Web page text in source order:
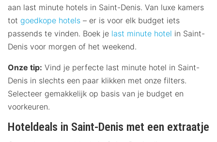
aan last minute hotels in Saint-Denis. Van luxe kamers
tot goedkope hotels – er is voor elk budget iets
passends te vinden. Boek je last minute hotel in Saint-
Denis voor morgen of het weekend.
Onze tip: Vind je perfecte last minute hotel in Saint-
Denis in slechts een paar klikken met onze filters.
Selecteer gemakkelijk op basis van je budget en
voorkeuren.
Hoteldeals in Saint-Denis met een extraatje